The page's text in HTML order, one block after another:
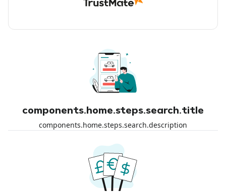
components.home.steps.search.title
components.home.steps.search.description